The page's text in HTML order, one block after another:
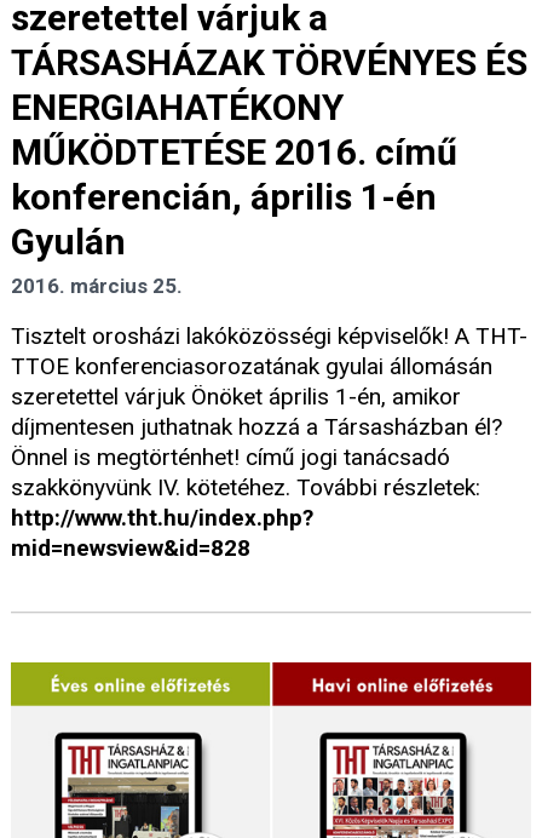
szeretettel várjuk a
TÁRSASHÁZAK TÖRVÉNYES ÉS
ENERGIAHATÉKONY
MŰKÖDTETÉSE 2016. című
konferencián, április 1-én
Gyulán
2016. március 25.
Tisztelt orosházi lakóközösségi képviselők! A THT-
TTOE konferenciasorozatának gyulai állomásán
szeretettel várjuk Önöket április 1-én, amikor
díjmentesen juthatnak hozzá a Társasházban él?
Önnel is megtörténhet! című jogi tanácsadó
szakkönyvünk IV. kötetéhez. További részletek:
http://www.tht.hu/index.php?
mid=newsview&id=828